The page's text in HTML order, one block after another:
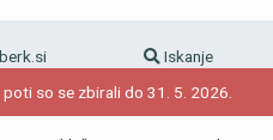
Iskanje
so se zbirali do 31. 5. 2026.